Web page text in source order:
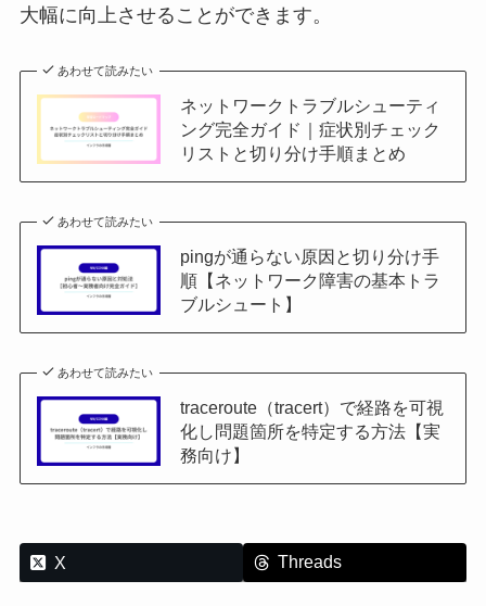
大幅に向上させることができます。
あわせて読みたい
ネットワークトラブルシューティ
ング完全ガイド｜症状別チェック
リストと切り分け手順まとめ
あわせて読みたい
pingが通らない原因と切り分け手
順【ネットワーク障害の基本トラ
ブルシュート】
あわせて読みたい
traceroute（tracert）で経路を可視
化し問題箇所を特定する方法【実
務向け】
X Threads